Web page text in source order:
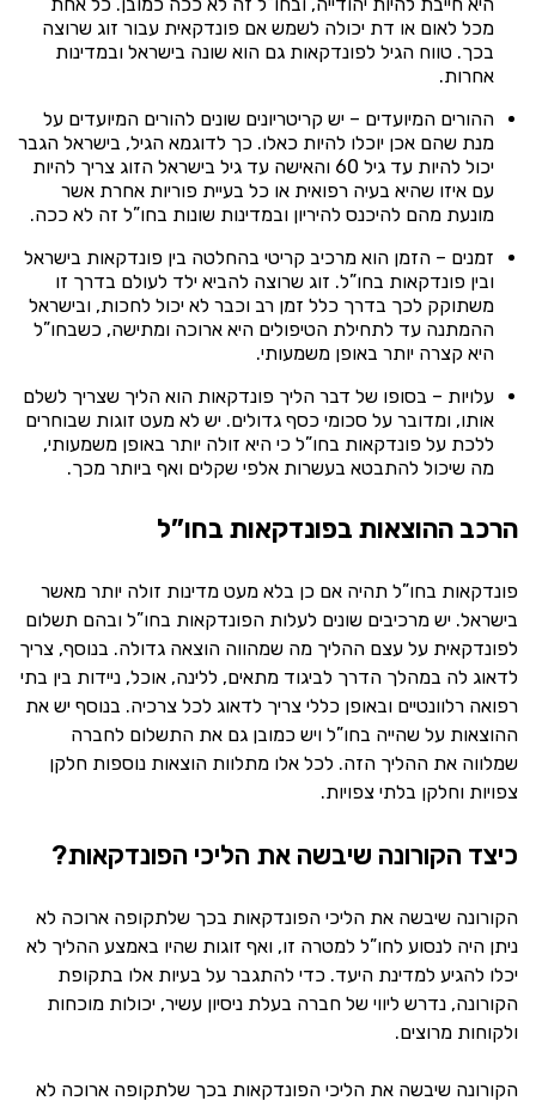
מכל לאום או דת יכולה לשמש אם פונדקאית עבור זוג שרוצה
בכך. טווח הגיל לפונדקאות גם הוא שונה בישראל ובמדינות
אחרות.
ההורים המיועדים – יש קריטריונים שונים להורים המיועדים על
מנת שהם אכן יוכלו להיות כאלו. כך לדוגמא הגיל, בישראל הגבר
יכול להיות עד גיל 60 והאישה עד גיל בישראל הזוג צריך להיות
עם איזו שהיא בעיה רפואית או כל בעיית פוריות אחרת אשר
מונעת מהם להיכנס להיריון ובמדינות שונות בחו”ל זה לא ככה.
זמנים – הזמן הוא מרכיב קריטי בהחלטה בין פונדקאות בישראל
ובין פונדקאות בחו”ל. זוג שרוצה להביא ילד לעולם בדרך זו
משתוקק לכך בדרך כלל זמן רב וכבר לא יכול לחכות, ובישראל
ההמתנה עד לתחילת הטיפולים היא ארוכה ומתישה, כשבחו”ל
היא קצרה יותר באופן משמעותי.
עלויות – בסופו של דבר הליך פונדקאות הוא הליך שצריך לשלם
אותו, ומדובר על סכומי כסף גדולים. יש לא מעט זוגות שבוחרים
ללכת על פונדקאות בחו”ל כי היא זולה יותר באופן משמעותי,
מה שיכול להתבטא בעשרות אלפי שקלים ואף ביותר מכך.
הרכב ההוצאות בפונדקאות בחו”ל
פונדקאות בחו”ל תהיה אם כן בלא מעט מדינות זולה יותר מאשר
בישראל. יש מרכיבים שונים לעלות הפונדקאות בחו”ל ובהם תשלום
לפונדקאית על עצם ההליך מה שמהווה הוצאה גדולה. בנוסף, צריך
לדאוג לה במהלך הדרך לביגוד מתאים, ללינה, אוכל, ניידות בין בתי
רפואה רלוונטיים ובאופן כללי צריך לדאוג לכל צרכיה. בנוסף יש את
ההוצאות על שהייה בחו”ל ויש כמובן גם את התשלום לחברה
שמלווה את ההליך הזה. לכל אלו מתלוות הוצאות נוספות חלקן
צפויות וחלקן בלתי צפויות.
כיצד הקורונה שיבשה את הליכי הפונדקאות?
הקורונה שיבשה את הליכי הפונדקאות בכך שלתקופה ארוכה לא
ניתן היה לנסוע לחו”ל למטרה זו, ואף זוגות שהיו באמצע ההליך לא
יכלו להגיע למדינת היעד. כדי להתגבר על בעיות אלו בתקופת
הקורונה, נדרש ליווי של חברה בעלת ניסיון עשיר, יכולות מוכחות
ולקוחות מרוצים.
הקורונה שיבשה את הליכי הפונדקאות בכך שלתקופה ארוכה לא